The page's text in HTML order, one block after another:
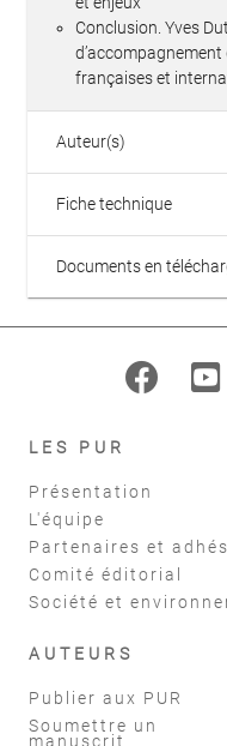
Conclusion. Yves
françaises et
Auteur(s)
Fiche technique
Documents en
LES PUR
Présentation
L'équipe
Partenaires et
Comité éditorial
Société et
AUTEURS
Publier aux PUR
Soumettre un
manuscrit